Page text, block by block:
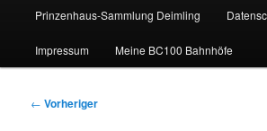
Prinzenhaus-Sammlung Deimling
Impressum Meine BC100 Bahnhöfe
Beitragsnavigation
← Vorheriger